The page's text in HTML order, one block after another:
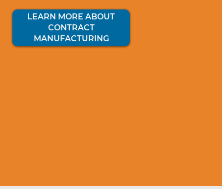
LEARN MORE ABOUT
CONTRACT
MANUFACTURING